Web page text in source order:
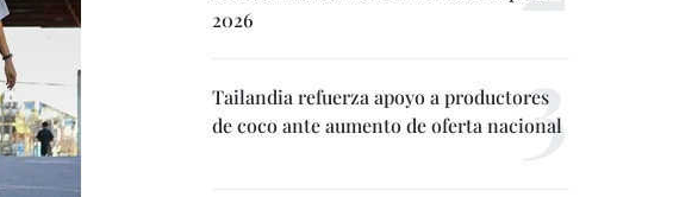
2026
Tailandia refuerza apoyo a productores
de coco ante aumento de oferta nacional